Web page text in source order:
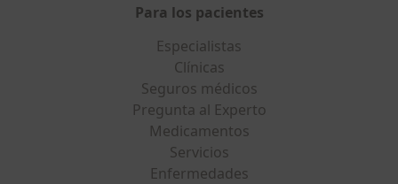
Para los pacientes
Especialistas
Clínicas
Seguros médicos
Pregunta al Experto
Medicamentos
Servicios
Enfermedades